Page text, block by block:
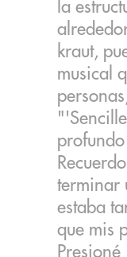
la
kraut,
musical
terminar
estaba
que mis